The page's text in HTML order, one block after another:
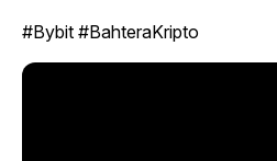
#Bybit #BahteraKripto